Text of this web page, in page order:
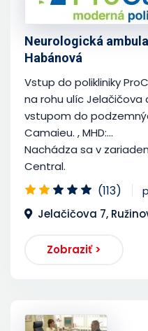
Neurologická
Habánová
Vstup do polikliniky
na rohu ulíc Jelačičova
vstupom do
Camaieu. , MHD:...
Nachádza sa v
Central.
(113)
Jelačičova 7,
Zobraziť >